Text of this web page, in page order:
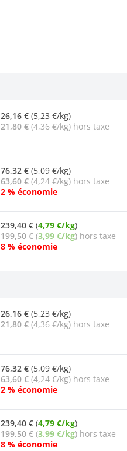
26,16 € (5,23 €/kg)
21,80 € (4,36 €/kg) hors taxe
76,32 € (5,09 €/kg)
63,60 € (4,24 €/kg) hors taxe
2 % économie
239,40 € (4,79 €/kg)
199,50 € (3,99 €/kg) hors taxe
8 % économie
26,16 € (5,23 €/kg)
21,80 € (4,36 €/kg) hors taxe
76,32 € (5,09 €/kg)
63,60 € (4,24 €/kg) hors taxe
2 % économie
239,40 € (4,79 €/kg)
199,50 € (3,99 €/kg) hors taxe
8 % économie